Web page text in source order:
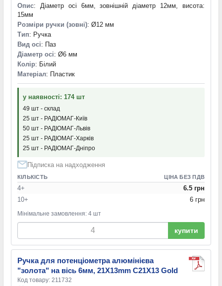
Опис: Діаметр осі 6мм, зовнішній діаметр 12мм, висота:
15мм
Розміри ручки (зовні): Ø12 мм
Тип: Ручка
Вид осі: Паз
Діаметр осі: Ø6 мм
Колір: Білий
Матеріал: Пластик
у наявності: 174 шт
49 шт - склад
25 шт - РАДІОМАГ-Київ
50 шт - РАДІОМАГ-Львів
25 шт - РАДІОМАГ-Харків
25 шт - РАДІОМАГ-Дніпро
Підписка на надходження
КІЛЬКІСТЬ ЦІНА БЕЗ ПДВ
4+
6.5 грн
10+
6 грн
Мінімальне замовлення: 4 шт
купити
Ручка для потенціометра алюмінієва
"золота" на вісь 6мм, 21X13mm C21X13 Gold
Код товару: 211732